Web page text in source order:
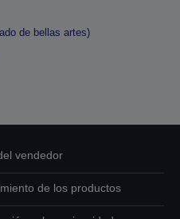
de bellas artes)
vendedor
de los productos